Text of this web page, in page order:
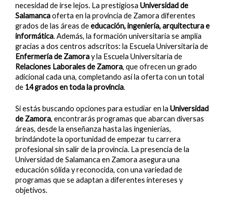
necesidad de irse lejos. La prestigiosaUniversidad de
Salamancaoferta en la provincia de Zamora diferentes
grados de las áreas deeducación, ingeniería, arquitectura e
informática. Además, la formación universitaria se amplía
gracias a dos centros adscritos: la Escuela Universitaria de
Enfermería de Zamoray la Escuela Universitaria de
Relaciones Laborales de Zamora, que ofrecen un grado
adicional cada una, completando así la oferta con un total
de 14 grados en toda la provincia.
Si estás buscando opciones para estudiar en laUniversidad
de Zamora, encontrarás programas que abarcan diversas
áreas, desde la enseñanza hasta las ingenierías,
brindándote la oportunidad de empezar tu carrera
profesional sin salir de la provincia. La presencia de la
Universidad de Salamanca en Zamora asegura una
educación sólida y reconocida, con una variedad de
programas que se adaptan a diferentes intereses y
objetivos.